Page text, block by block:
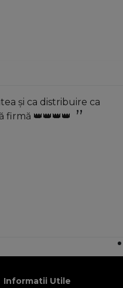
și ca distribuire ca
👑👑👑👑
Informatii Utile